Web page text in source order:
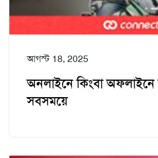
আগস্ট 18, 2025
অনলাইনে কিংবা অফলাইনে
সবসময়ে